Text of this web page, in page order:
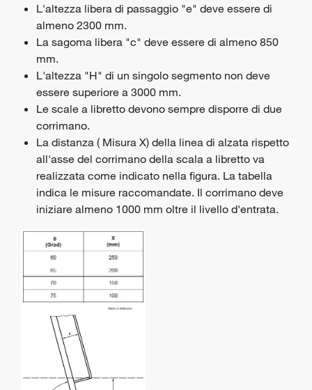
L'altezza libera di passaggio "e" deve essere di
almeno 2300 mm.
La sagoma libera "c" deve essere di almeno 850
mm.
L'altezza "H" di un singolo segmento non deve
essere superiore a 3000 mm.
Le scale a libretto devono sempre disporre di due
corrimano.
La distanza ( Misura X) della linea di alzata rispetto
all'asse del corrimano della scala a libretto va
realizzata come indicato nella figura. La tabella
indica le misure raccomandate. Il corrimano deve
iniziare almeno 1000 mm oltre il livello d'entrata.